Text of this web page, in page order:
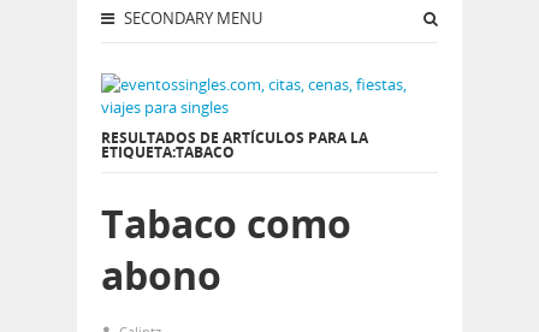
SECONDARY MENU
RESULTADOS DE ARTÍCULOS PARA LA
ETIQUETA:TABACO
Tabaco como
abono